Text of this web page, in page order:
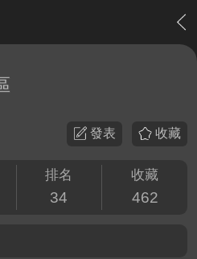
收藏
發表
排名
34
收藏
462